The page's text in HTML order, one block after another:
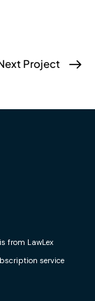
Project
from LawLex
service